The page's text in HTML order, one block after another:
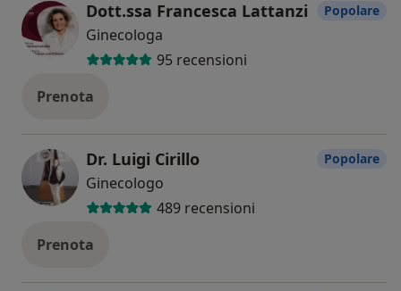
Dott.ssa Francesca Lattanzi
Ginecologa
95 recensioni
Popolare
Prenota
Dr. Luigi Cirillo
Ginecologo
489 recensioni
Popolare
Prenota